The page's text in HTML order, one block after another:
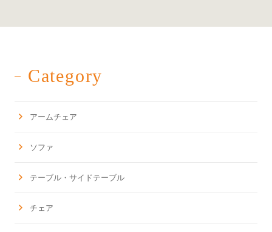
Category
アームチェア
ソファ
テーブル・サイドテーブル
チェア